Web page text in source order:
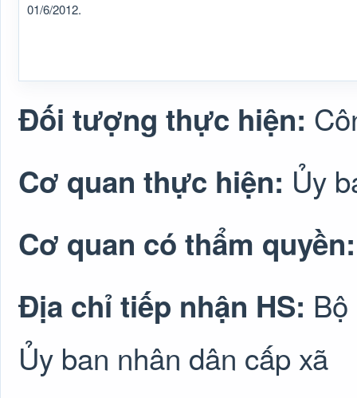
01/6/2012.
Đối tượng thực hiện:
Cơ quan thực hiện: Ủy
Cơ quan có thẩm
Địa chỉ tiếp nhận HS:
Ủy ban nhân dân cấp xã